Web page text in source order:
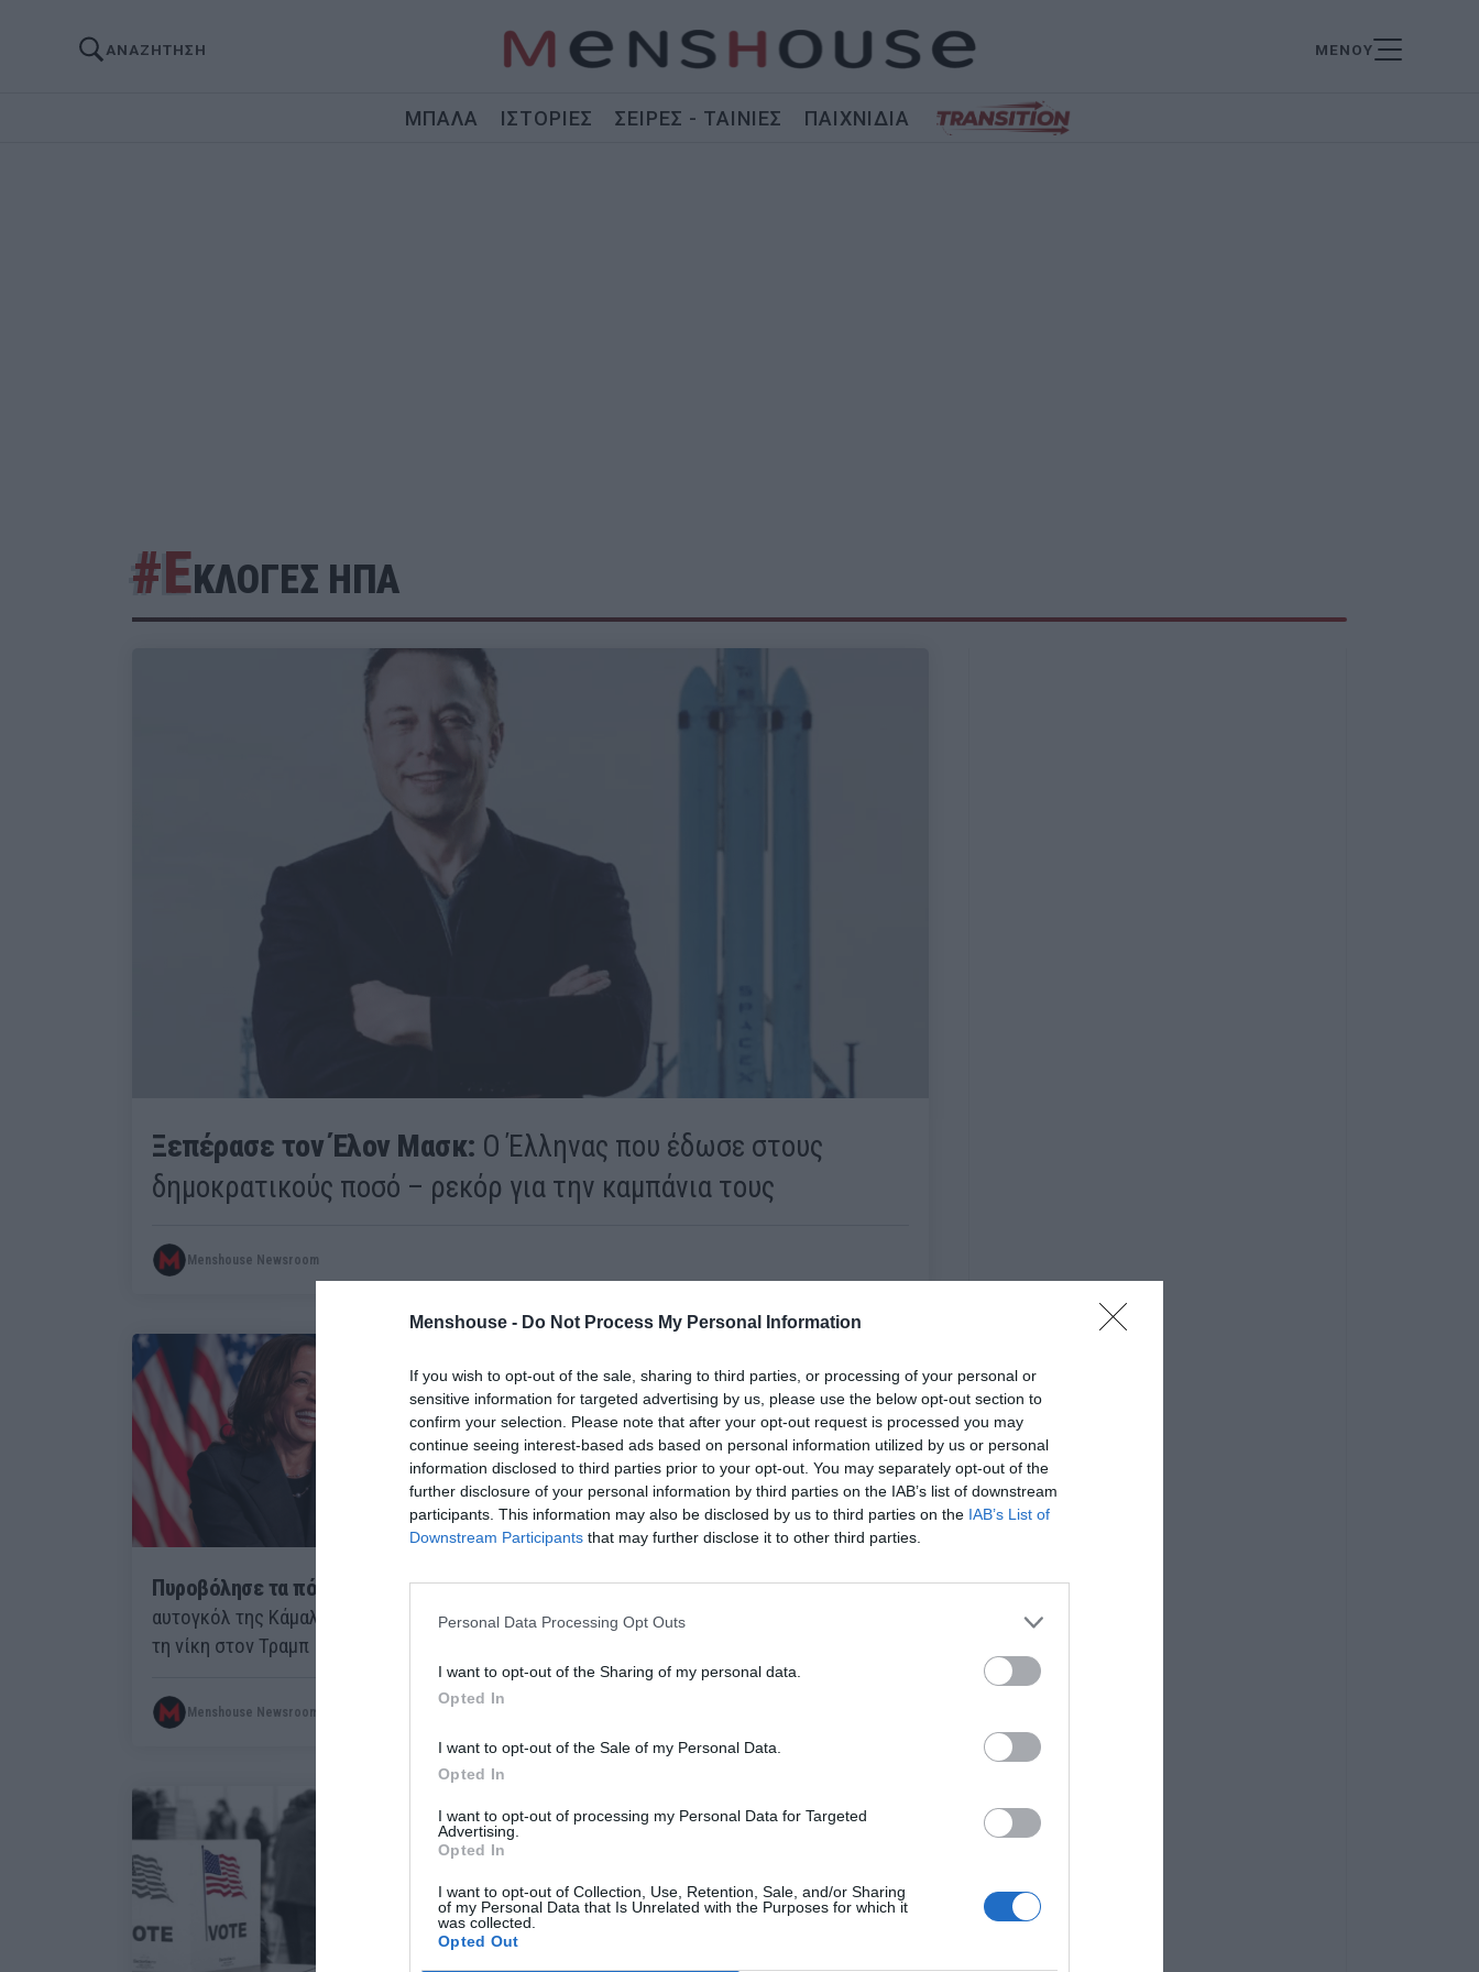
Menshouse - Do Not Process My Personal Information
If you wish to opt-out of the sale, sharing to third parties, or processing of your personal or
sensitive information for targeted advertising by us, please use the below opt-out section to
confirm your selection. Please note that after your opt-out request is processed you may
continue seeing interest-based ads based on personal information utilized by us or personal
information disclosed to third parties prior to your opt-out. You may separately opt-out of the
further disclosure of your personal information by third parties on the IAB’s list of downstream
participants. This information may also be disclosed by us to third parties on the IAB’s List of
Downstream Participants that may further disclose it to other third parties.
Personal Data Processing Opt Outs
I want to opt-out of the Sharing of my personal data.
Opted In
I want to opt-out of the Sale of my Personal Data.
Opted In
I want to opt-out of processing my Personal Data for Targeted
Advertising.
Opted In
I want to opt-out of Collection, Use, Retention, Sale, and/or Sharing
of my Personal Data that Is Unrelated with the Purposes for which it
was collected.
Opted Out
ΑΝΑΖΗΤΗΣΗ ΜΕΝΟΥ
ΜΠΑΛΑ ΙΣΤΟΡΙΕΣ ΣΕΙΡΕΣ - ΤΑΙΝΙΕΣ ΠΑΙΧΝΙΔΙΑ
#ΕΚΛΟΓΕΣ ΗΠΑ
Ξεπέρασε τον Έλον Μασκ: Ο Έλληνας που έδωσε στους
δημοκρατικούς ποσό – ρεκόρ για την καμπάνια τους
Menshouse Newsroom
Πυροβόλησε τα πόδια της:
αυτογκόλ της Κάμαλα Χάρις που χάρισε
τη νίκη στον Τραμπ
Menshouse Newsroom
Τα πήρε όλα:Οι 4 λόγοι που έκαναν
ξανά τον Ντόναλντ Τραμπ πρόεδρο των